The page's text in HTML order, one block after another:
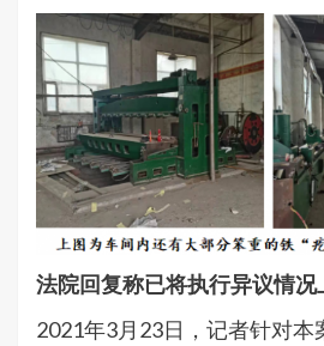
法院回复称已将执行异议情况
2021年3月23日，记者针对本